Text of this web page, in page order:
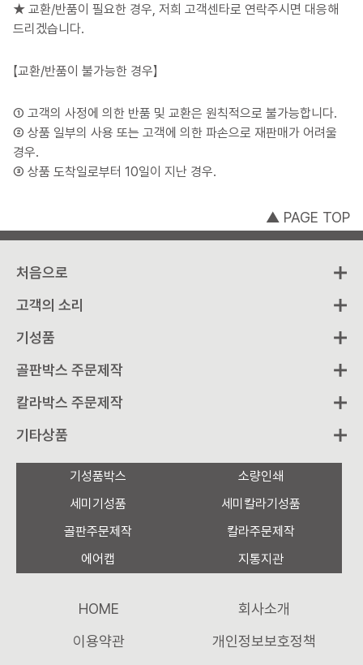
★ 교환/반품이 필요한 경우, 저희 고객센타로 연락주시면 대응해
드리겠습니다.
【교환/반품이 불가능한 경우】
① 고객의 사정에 의한 반품 및 교환은 원칙적으로 불가능합니다.
② 상품 일부의 사용 또는 고객에 의한 파손으로 재판매가 어려울
경우.
③ 상품 도착일로부터 10일이 지난 경우.
▲ PAGE TOP
처음으로
고객의 소리
기성품
골판박스 주문제작
칼라박스 주문제작
기타상품
기성품박스
소량인쇄
세미기성품
세미칼라기성품
골판주문제작
칼라주문제작
에어캡
지통지관
HOME
회사소개
이용약관
개인정보보호정책